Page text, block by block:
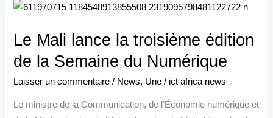
Le Mali lance la troisième édition
de la Semaine du Numérique
Laisser un commentaire / News, Une / ict africa news
Le ministre de la Communication, de l’Économie numérique et
Le
lance
la
de